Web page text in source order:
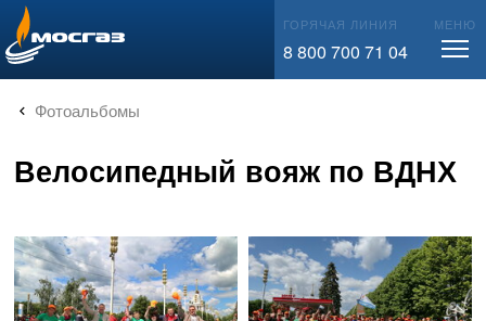
info@mos-gaz.ru ГОРЯЧАЯ ЛИНИЯ
8 800 700 71 04
МЕНЮ
Фотоальбомы
Велосипедный вояж по ВДНХ